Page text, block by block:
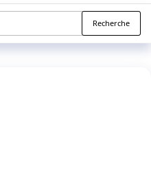
Recherche